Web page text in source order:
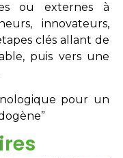
ou externes à
innovateurs,
clés allant de
puis vers une
pour un